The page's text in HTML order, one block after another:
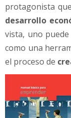
protagonista
desarrollo
vista, uno
como una
el proceso de